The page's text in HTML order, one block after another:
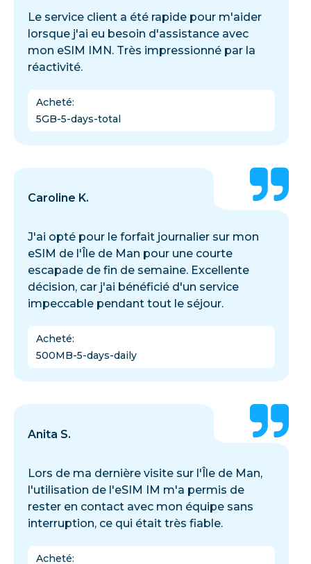
Le service client a été rapide pour m'aider
lorsque j'ai eu besoin d'assistance avec
mon eSIM IMN. Très impressionné par la
réactivité.
Acheté:
5GB-5-days-total
Caroline K.
J'ai opté pour le forfait journalier sur mon
eSIM de l'Île de Man pour une courte
escapade de fin de semaine. Excellente
décision, car j'ai bénéficié d'un service
impeccable pendant tout le séjour.
Acheté:
500MB-5-days-daily
Anita S.
Lors de ma dernière visite sur l'Île de Man,
l'utilisation de l'eSIM IM m'a permis de
rester en contact avec mon équipe sans
interruption, ce qui était très fiable.
Acheté: